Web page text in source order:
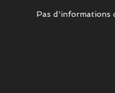
Pas d'informations